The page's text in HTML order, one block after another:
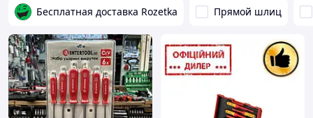
Бесплатная доставка Rozetka Прямой шлиц